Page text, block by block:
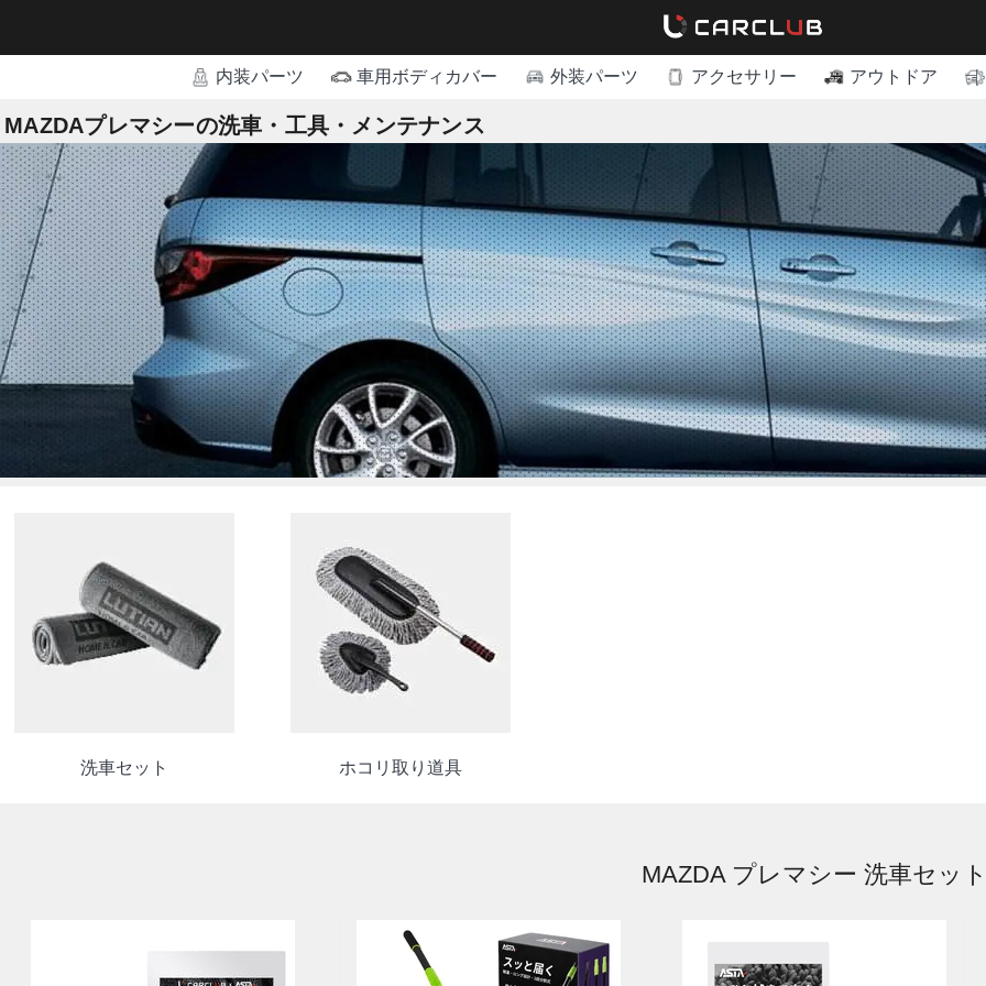
内装パーツ 車用ボディカバー 外装パーツ アクセサリー アウトドア
MAZDAプレマシーの洗車・工具・メンテナンス
洗車セット ホコリ取り道具
MAZDA プレマシー 洗車セッ